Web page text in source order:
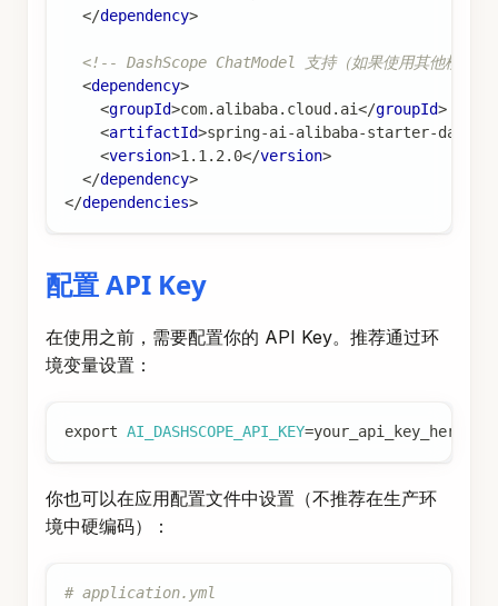
</dependency>
<!-- DashScope ChatModel 支持（如果使用其他模
<dependency>
<groupId>com.alibaba.cloud.ai</groupId>
<artifactId>spring-ai-alibaba-starter-
<version>1.1.2.0</version>
</dependency>
</dependencies>
配置 API Key
在使用之前，需要配置你的 API Key。推荐通过环
境变量设置：
export AI_DASHSCOPE_API_KEY=your_api_key_here
你也可以在应用配置文件中设置（不推荐在生产环
境中硬编码）：
# application.yml